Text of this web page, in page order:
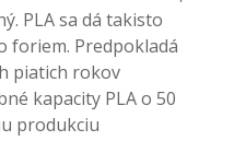
PLA sa dá takisto
foriem. Predpokladá
piatich rokov
kapacity PLA o 50
produkciu